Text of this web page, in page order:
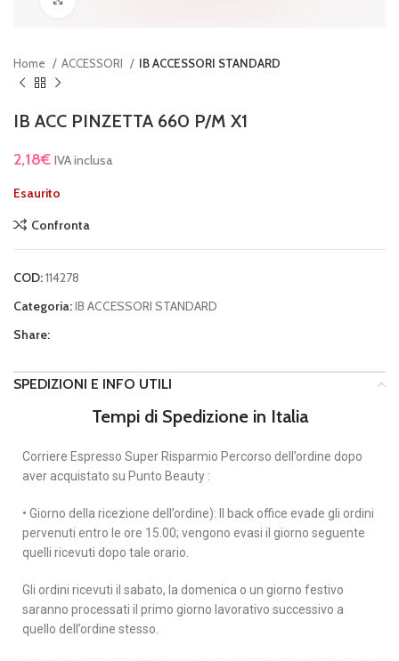
Home ACCESSORI IB ACCESSORI STANDARD
IB ACC PINZETTA 660 P/M X1
2,18€ IVA inclusa
Esaurito
Confronta
COD:114278
Categoria:IB ACCESSORI STANDARD
Share:
SPEDIZIONI E INFO UTILI
Tempi di Spedizione in Italia
Corriere Espresso Super Risparmio Percorso dell’ordine dopo
aver acquistato su Punto Beauty :
• Giorno della ricezione dell’ordine): Il back office evade gli ordini
pervenuti entro le ore 15.00; vengono evasi il giorno seguente
quelli ricevuti dopo tale orario.
Gli ordini ricevuti il sabato, la domenica o un giorno festivo
saranno processati il primo giorno lavorativo successivo a
quello dell’ordine stesso.